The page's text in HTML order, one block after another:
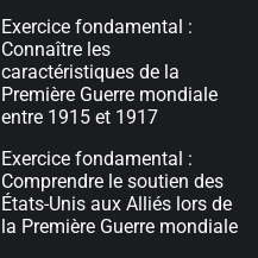
Exercice fondamental :
Connaître les
caractéristiques de la
Première Guerre mondiale
entre 1915 et 1917
Exercice fondamental :
Comprendre le soutien des
États-Unis aux Alliés lors de
la Première Guerre mondiale